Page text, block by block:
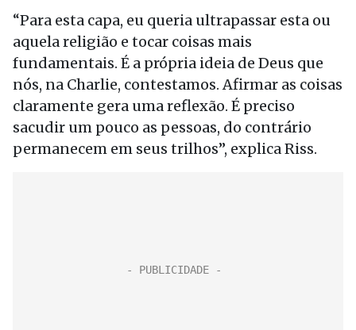
“Para esta capa, eu queria ultrapassar esta ou
aquela religião e tocar coisas mais
fundamentais. É a própria ideia de Deus que
nós, na Charlie, contestamos. Afirmar as coisas
claramente gera uma reflexão. É preciso
sacudir um pouco as pessoas, do contrário
permanecem em seus trilhos”, explica Riss.